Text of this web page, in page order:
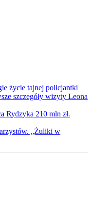
życie tajnej policjantki
szczegóły wizyty Leona
Rydzyka 210 mln zł.
„Żuliki w